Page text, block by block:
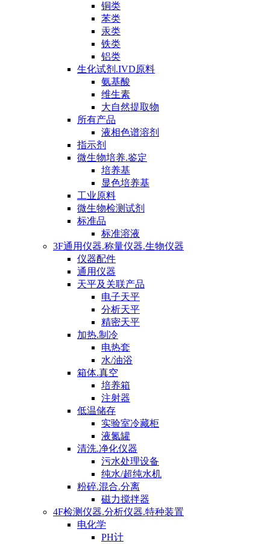
铜类
苯类
汞类
铁类
铝类
生化试剂.IVD原料
氨基酸
维生素
大自然提取物
所有产品
液相色谱溶剂
指示剂
微生物培养.鉴定
培养基
显色培养基
工业原料
微生物检测试剂
标准品
标准溶液
3F通用仪器.称量仪器.生物仪器
仪器配件
通用仪器
天平及关联产品
电子天平
分析天平
精密天平
加热.制冷
电热套
水/油浴
箱体.真空
培养箱
注射器
低温储存
实验室冷藏柜
液氮罐
清洗.净化仪器
污水处理设备
纯水/超纯水机
粉碎.混合.分离
磁力搅拌器
4F检测仪器.分析仪器.特种装置
电化学
PH计